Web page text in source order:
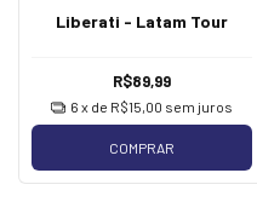
Liberati - Latam Tour
R$89,99
6 x de R$15,00 sem juros
COMPRAR